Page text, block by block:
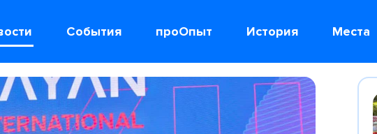
События проОпыт История Места